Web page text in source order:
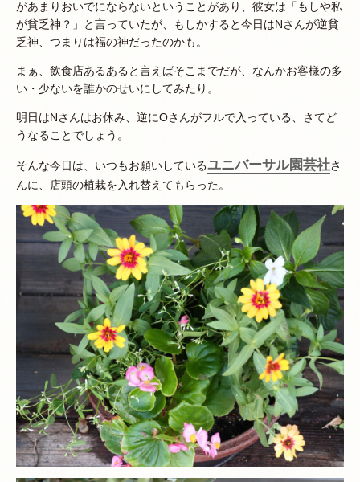
があまりおいでにならないということがあり、彼女は「もしや私
が貧乏神？」と言っていたが、もしかすると今日はNさんが逆貧
乏神、つまりは福の神だったのかも。
まぁ、飲食店あるあると言えばそこまでだが、なんかお客様の多
い・少ないを誰かのせいにしてみたり。
明日はNさんはお休み、逆にOさんがフルで入っている、さてど
うなることでしょう。
そんな今日は、いつもお願いしているユニバーサル園芸社さ
んに、店頭の植栽を入れ替えてもらった。